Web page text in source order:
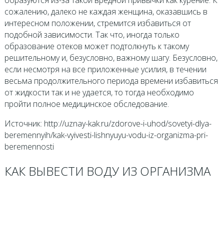
сожалению, далеко не каждая женщина, оказавшись в
интересном положении, стремится избавиться от
подобной зависимости. Так что, иногда только
образование отеков может подтолкнуть к такому
решительному и, безусловно, важному шагу. Безусловно,
если несмотря на все приложенные усилия, в течении
весьма продолжительного периода времени избавиться
от жидкости так и не удается, то тогда необходимо
пройти полное медицинское обследование.
Источник: http://uznay-kak.ru/zdorove-i-uhod/sovetyi-dlya-
beremennyih/kak-vyivesti-lishnyuyu-vodu-iz-organizma-pri-
beremennosti
КАК ВЫВЕСТИ ВОДУ ИЗ ОРГАНИЗМА